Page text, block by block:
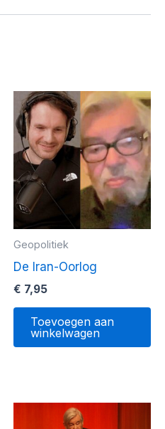
Geopolitiek
De Iran-Oorlog
€ 7,95
Toevoegen aan
winkelwagen